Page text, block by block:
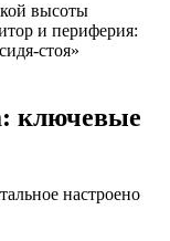
высоты
и периферия:
стоя»
ключевые
настроено